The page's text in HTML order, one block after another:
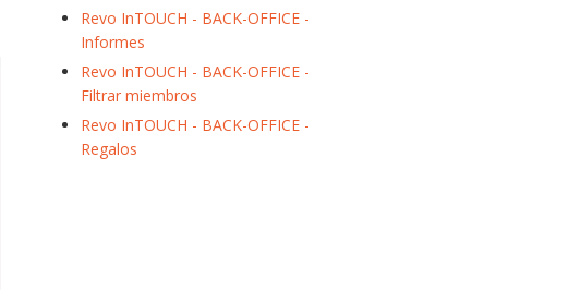
Revo InTOUCH - BACK-OFFICE -
Informes
Revo InTOUCH - BACK-OFFICE -
Filtrar miembros
Revo InTOUCH - BACK-OFFICE -
Regalos